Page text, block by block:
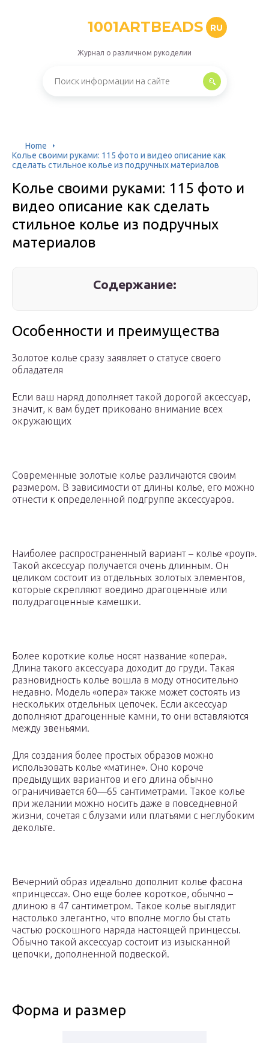
1001ARTBEADS RU
Журнал о различном рукоделии
Home
Колье своими руками: 115 фото и видео описание как
сделать стильное колье из подручных материалов
Колье своими руками: 115 фото и
видео описание как сделать
стильное колье из подручных
материалов
Содержание:
Особенности и преимущества
Золотое колье сразу заявляет о статусе своего
обладателя
Если ваш наряд дополняет такой дорогой аксессуар,
значит, к вам будет приковано внимание всех
окружающих
Современные золотые колье различаются своим
размером. В зависимости от длины колье, его можно
отнести к определенной подгруппе аксессуаров.
Наиболее распространенный вариант – колье «роуп».
Такой аксессуар получается очень длинным. Он
целиком состоит из отдельных золотых элементов,
которые скрепляют воедино драгоценные или
полудрагоценные камешки.
Более короткие колье носят название «опера».
Длина такого аксессуара доходит до груди. Такая
разновидность колье вошла в моду относительно
недавно. Модель «опера» также может состоять из
нескольких отдельных цепочек. Если аксессуар
дополняют драгоценные камни, то они вставляются
между звеньями.
Для создания более простых образов можно
использовать колье «матине». Оно короче
предыдущих вариантов и его длина обычно
ограничивается 60—65 сантиметрами. Такое колье
при желании можно носить даже в повседневной
жизни, сочетая с блузами или платьями с неглубоким
декольте.
Вечерний образ идеально дополнит колье фасона
«принцесса». Оно еще более короткое, обычно –
длиною в 47 сантиметром. Такое колье выглядит
настолько элегантно, что вполне могло бы стать
частью роскошного наряда настоящей принцессы.
Обычно такой аксессуар состоит из изысканной
цепочки, дополненной подвеской.
Форма и размер